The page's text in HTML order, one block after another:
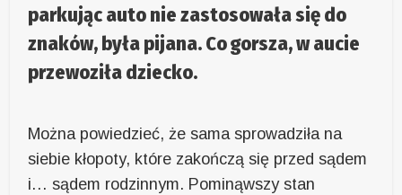
parkując auto nie zastosowała się do
znaków, była pijana. Co gorsza, w aucie
przewoziła dziecko.
Można powiedzieć, że sama sprowadziła na
siebie kłopoty, które zakończą się przed sądem
i… sądem rodzinnym. Pominąwszy stan